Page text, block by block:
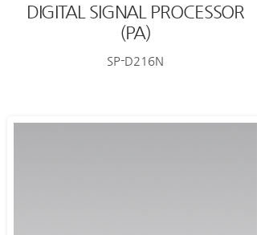
DIGITAL SIGNAL PROCESSOR
(PA)
SP-D216N